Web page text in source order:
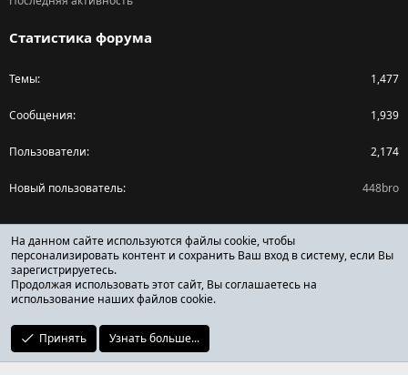
Статистика форума
Темы 1,477
Сообщения 1,939
Пользователи 2,174
Новый пользователь 448bro
Поделиться страницей
Facebook
X (Twitter)
Reddit
ОТЗЫВЫ ОНЛАЙН ФОРУМ
На данном сайте используются файлы cookie, чтобы
персонализировать контент и сохранить Ваш вход в систему, если Вы
зарегистрируетесь.
Продолжая использовать этот сайт, Вы соглашаетесь на
использование наших файлов cookie.
Принять Узнать больше...